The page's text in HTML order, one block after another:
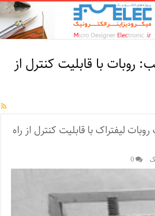
روبات با قابلیت کنترل از
لیفتراک با قابلیت کنترل از راه
0